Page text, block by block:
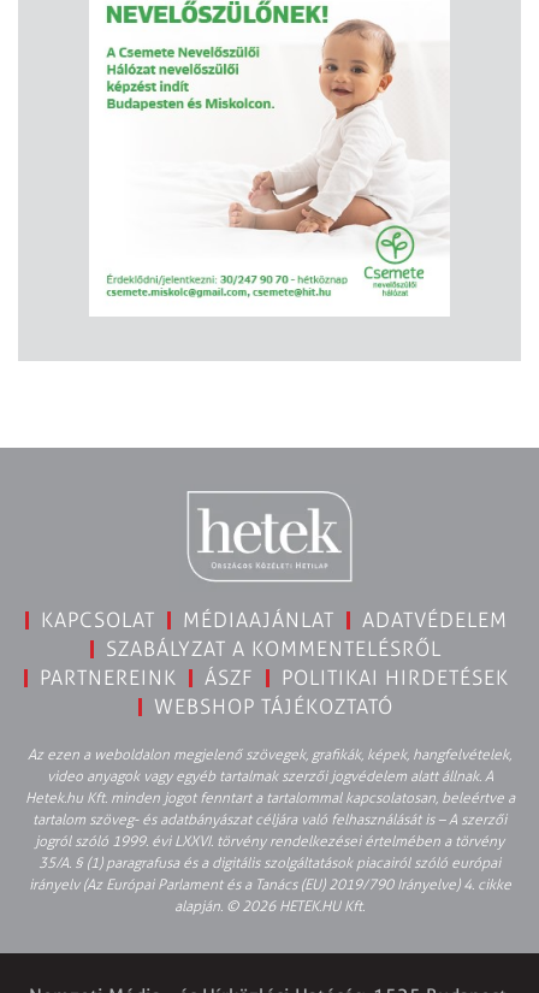
KAPCSOLAT MÉDIAAJÁNLAT
ADATVÉDELEM
SZABÁLYZAT A KOMMENTELÉSRŐL
PARTNEREINK
ÁSZF
POLITIKAI HIRDETÉSEK
WEBSHOP TÁJÉKOZTATÓ
Az ezen a weboldalon megjelenő szövegek, grafikák, képek, hangfelvételek,
video anyagok vagy egyéb tartalmak szerzői jogvédelem alatt állnak. A
Hetek.hu Kft. minden jogot fenntart a tartalommal kapcsolatosan, beleértve a
tartalom szöveg- és adatbányászat céljára való felhasználását is – A szerzői
jogról szóló 1999. évi LXXVI. törvény rendelkezései értelmében a törvény
35/A. § (1) paragrafusa és a digitális szolgáltatások piacairól szóló európai
irányelv (Az Európai Parlament és a Tanács (EU) 2019/790 Irányelve) 4. cikke
alapján. © 2026 HETEK.HU Kft.